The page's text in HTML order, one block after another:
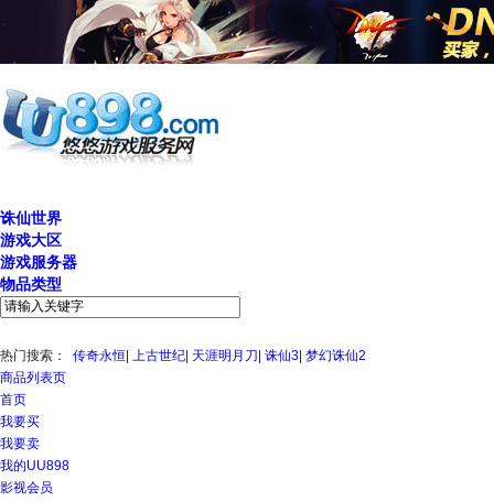
诛仙世界
游戏大区
游戏服务器
物品类型
热门搜索： 传奇永恒| 上古世纪| 天涯明月刀| 诛仙3| 梦幻诛仙2
商品列表页
首页
我要买
我要卖
我的UU898
影视会员